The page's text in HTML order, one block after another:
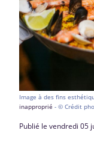
Image à des fins
inapproprié - © Crédit
Publié le vendredi 05